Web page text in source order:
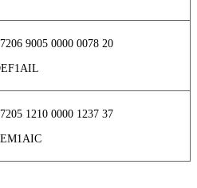
9005 0000 0078 20
1210 0000 1237 37